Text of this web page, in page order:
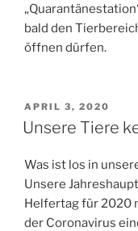
bald den
öffnen dürfen.
VERÖFFENTLICHT
AM
APRIL 3, 2020
Unsere Tiere
Was ist los in
Unsere
Helfertag für 2020
der Coronavirus